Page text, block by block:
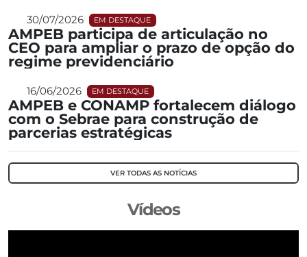
30/07/2026 EM DESTAQUE
AMPEB participa de articulação no
CEO para ampliar o prazo de opção do
regime previdenciário
16/06/2026 EM DESTAQUE
AMPEB e CONAMP fortalecem diálogo
com o Sebrae para construção de
parcerias estratégicas
VER TODAS AS NOTÍCIAS
Vídeos